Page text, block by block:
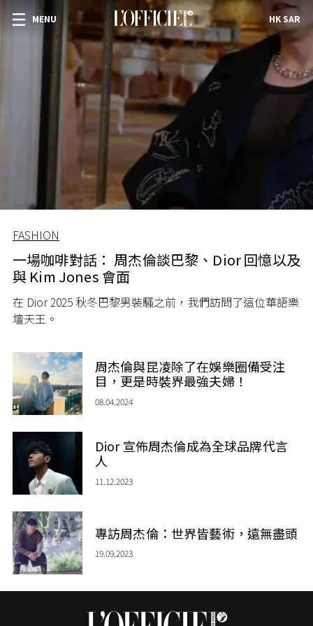
MENU HK SAR
FASHION
一場咖啡對話： 周杰倫談巴黎、Dior 回憶以及
與 Kim Jones 會面
在 Dior 2025 秋冬巴黎男裝騷之前，我們訪問了這位華語樂
壇天王。
周杰倫與昆凌除了在娛樂圈備受注
目，更是時裝界最強夫婦！
08.04.2024
Dior 宣佈周杰倫成為全球品牌代言
人
11.12.2023
專訪周杰倫：世界皆藝術，遠無盡頭
19.09.2023